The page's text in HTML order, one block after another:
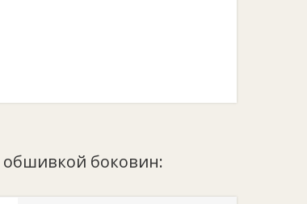
обшивкой боковин: